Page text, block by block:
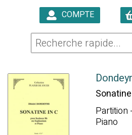
COMPTE
Partition
Piano